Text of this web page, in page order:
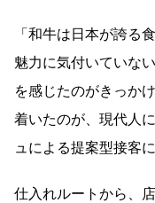
「和牛は日本が誇る
魅力に気付いていな
を感じたのがきっか
着いたのが、現代人
ュによる提案型接客
仕入れルートから、